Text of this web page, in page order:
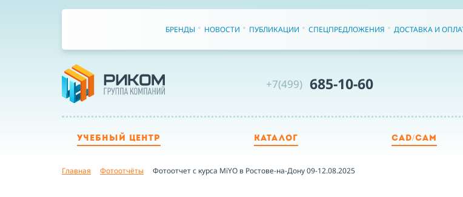
БРЕНДЫ НОВОСТИ ПУБЛИКАЦИИ СПЕЦПРЕДЛОЖЕНИЯ ДОСТАВКА И
+7(499) 685-10-60
УЧЕБНЫЙ ЦЕНТР КАТАЛОГ CAD/CAM
Главная Фотоотчёты Фотоотчет с курса MiYO в Ростове-на-Дону 09-12.08.2025